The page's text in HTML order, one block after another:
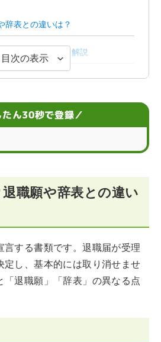
辞表との違いは？
？正しい書き方を解説
意することは？
目次の表示
たん30秒で登録／
職願や辞表との違い
言する書類です。退職届が受理
定し、基本的には取り消せませ
「退職願」「辞表」の異なる点